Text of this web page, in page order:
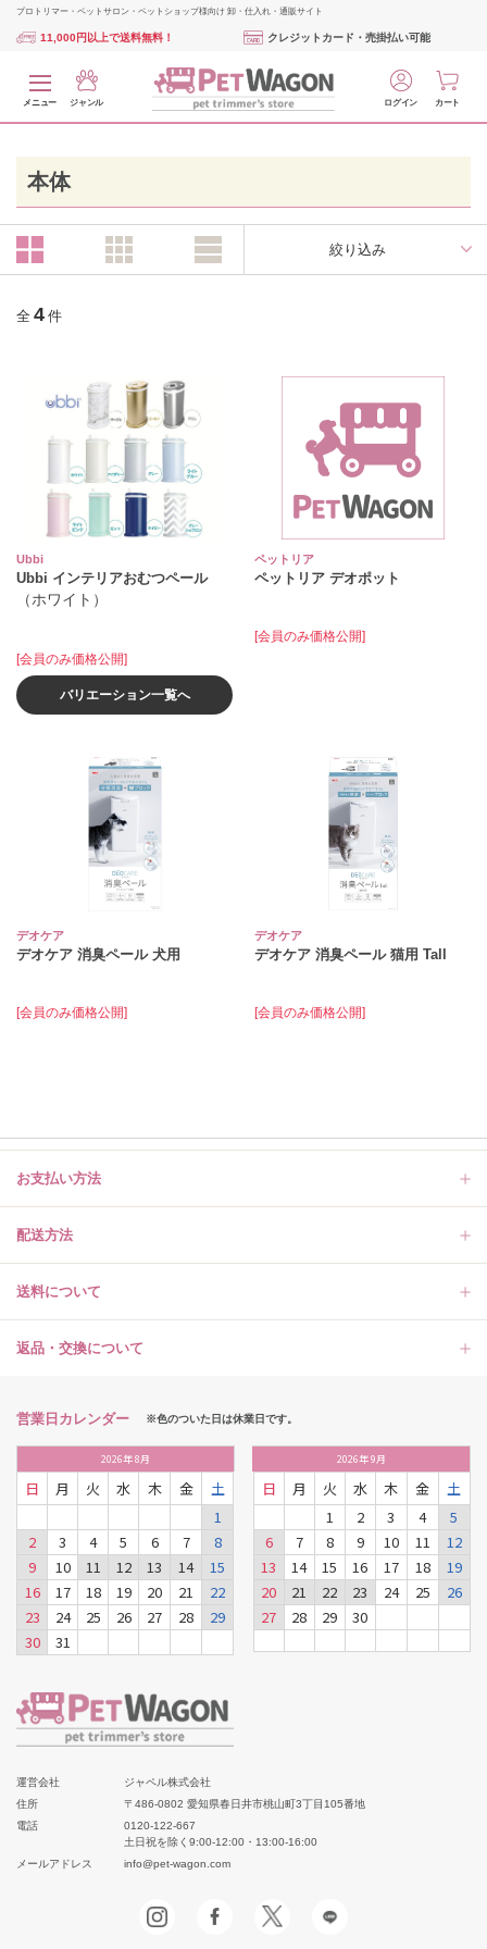
プロトリマー・ペットサロン・ペットショップ様向け 卸・仕入れ・通販サイト
11,000円以上で送料無料！ クレジットカード・売掛払い可能
メニュー ジャンル ログイン カート
本体
絞り込み
全 4 件
Ubbi
Ubbi インテリアおむつペール
（ホワイト）
[会員のみ価格公開]
バリエーション一覧へ
ペットリア
ペットリア デオポット
[会員のみ価格公開]
デオケア
デオケア 消臭ペール 犬用
[会員のみ価格公開]
デオケア
デオケア 消臭ペール 猫用 Tall
[会員のみ価格公開]
お支払い方法
配送方法
送料について
返品・交換について
営業日カレンダー ※色のついた日は休業日です。
2026年8月
日 月 火 水 木 金
土
1
2
3 4 5 6 7
8
9
10 11 12 13 14
15
16
17 18 19 20 21
22
23
24 25 26 27 28
29
30
31
2026年9月
日 月 火 水 木 金
土
1
2 3 4
5
6
7 8 9 10 11
12
13
14 15 16 17 18
19
20
21 22 23 24 25
26
27
28 29 30
運営会社
ジャペル株式会社
住所
〒486-0802 愛知県春日井市桃山町3丁目105番地
電話
0120-122-667
土日祝を除く9:00-12:00・13:00-16:00
メールアドレス
info@pet-wagon.com